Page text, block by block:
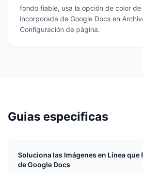
fondo fiable, usa la opción de color de
incorporada de Google Docs en
Configuración de página.
Guias especificas
Soluciona las Imágenes en Línea que
de Google Docs